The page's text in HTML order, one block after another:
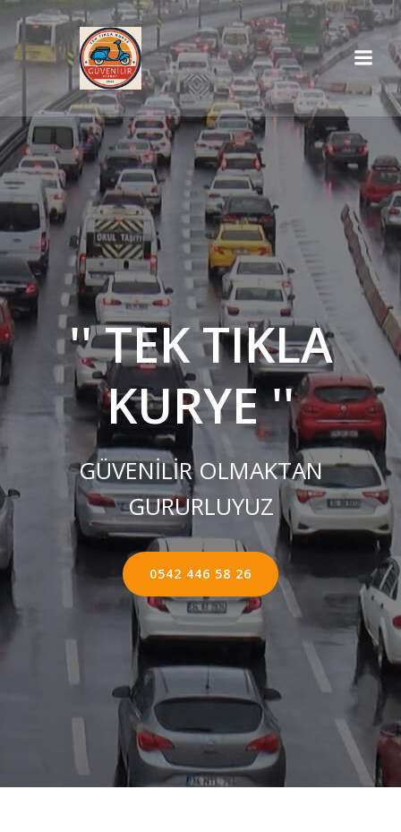
İçeriğe
geç
'' TEK TIKLA
KURYE ''
GÜVENİLİR OLMAKTAN
GURURLUYUZ
0542 446 58 26